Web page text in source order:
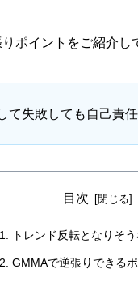
ポイントをご紹介し
て失敗しても自己責
目次
トレンド反転となりそ
GMMAで逆張りできる